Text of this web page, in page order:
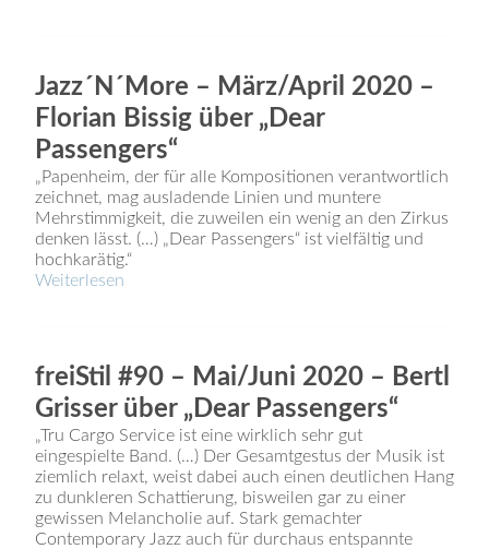
Jazz´N´More – März/April 2020 –
Florian Bissig über „Dear
Passengers“
„Papenheim, der für alle Kompositionen verantwortlich
zeichnet, mag ausladende Linien und muntere
Mehrstimmigkeit, die zuweilen ein wenig an den Zirkus
denken lässt. (…) „Dear Passengers“ ist vielfältig und
hochkarätig.“
Weiterlesen
freiStil #90 – Mai/Juni 2020 – Bertl
Grisser über „Dear Passengers“
„Tru Cargo Service ist eine wirklich sehr gut
eingespielte Band. (…) Der Gesamtgestus der Musik ist
ziemlich relaxt, weist dabei auch einen deutlichen Hang
zu dunkleren Schattierung, bisweilen gar zu einer
gewissen Melancholie auf. Stark gemachter
Contemporary Jazz auch für durchaus entspannte